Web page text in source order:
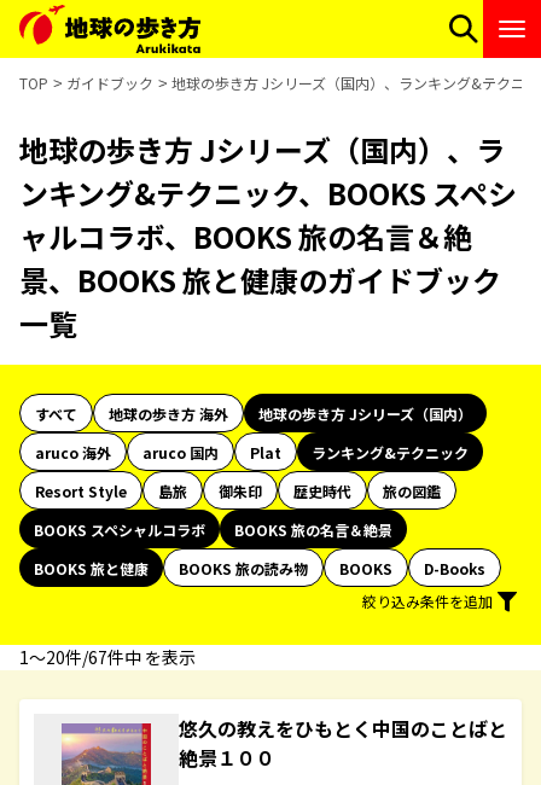
TOP ガイドブック 地球の歩き方 Jシリーズ（国内）、ランキング&テクニ
地球の歩き方 Jシリーズ（国内）、ラ
ンキング&テクニック、BOOKS スペシ
ャルコラボ、BOOKS 旅の名言＆絶
景、BOOKS 旅と健康のガイドブック
一覧
すべて 地球の歩き方 海外
地球の歩き方 Jシリーズ（国内）
aruco 海外
aruco 国内 Plat
ランキング&テクニック
Resort Style
島旅 御朱印 歴史時代
旅の図鑑
BOOKS スペシャルコラボ
BOOKS 旅の名言＆絶景
BOOKS 旅と健康
BOOKS 旅の読み物 BOOKS
D-Books
絞り込み条件を追加
1〜20件/67件中 を表示
悠久の教えをひもとく中国のことばと
絶景１００